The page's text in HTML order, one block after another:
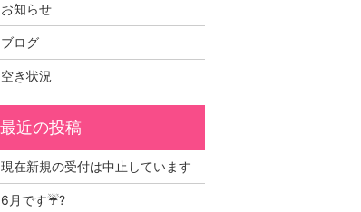
お知らせ
ブログ
空き状況
現在新規の受付は中止しています
6月です☔?